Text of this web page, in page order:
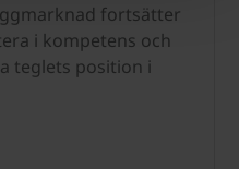
fortsätter
i kompetens och
teglets position i